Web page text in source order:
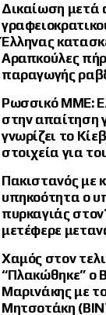
Δικαίωση μετά
Έλληνας
Αραπκούλες
παραγωγής
Ρωσσικό ΜΜΕ:
στην απαίτηση
γνωρίζει το
στοιχεία για
Πακιστανός με
υπηκοότητα ο
πυρκαγιάς
μετέφερε
Χαμός στον
“Πλακώθηκε” ο
Μαρινάκης με
Μητσοτάκη